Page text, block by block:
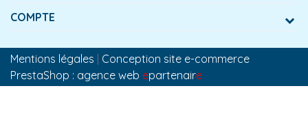
COMPTE
Mentions légales
Conception site e-commerce
PrestaShop : agence web epartenaire